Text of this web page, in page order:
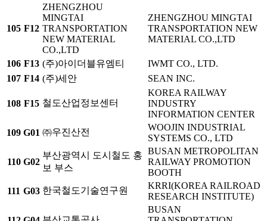
105 F12
ZHENGZHOU
MINGTAI
TRANSPORTATION
NEW MATERIAL
CO.,LTD
ZHENGZHOU MINGTAI
TRANSPORTATION NEW
MATERIAL CO.,LTD
106 F13 (주)아이더블유엠티
IWMT CO., LTD.
107 F14 (주)세안 SEAN INC.
108 F15 철도산업정보센터
KOREA RAILWAY
INDUSTRY
INFORMATION CENTER
109 G01 ㈜우진산전
WOOJIN INDUSTRIAL
SYSTEMS CO., LTD
110 G02
부산광역시 도시철도 홍
보 부스
BUSAN METROPOLITAN
RAILWAY PROMOTION
BOOTH
111 G03 한국철도기술연구원
KRRI(KOREA RAILROAD
RESEARCH INSTITUTE)
BUSAN